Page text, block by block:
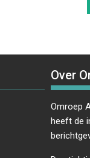
Over
Omroep
heeft de